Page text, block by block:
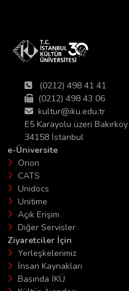
(0212) 498 41 41
(0212) 498 43 06
kultur@iku.edu.tr
E5 Karayolu üzeri Bakırköy
34158 İstanbul
e-Üniversite
Orion
CATS
Unidocs
Unitime
Açık Erişim
Diğer Servisler
Ziyaretciler İçin
Yerleşkelerimiz
İnsan Kaynakları
Basında İKÜ